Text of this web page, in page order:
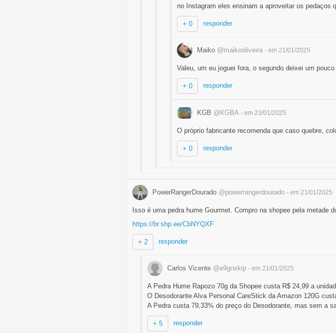
no Instagram eles ensinam a aproveitar os pedaços
+ 0 responder
Maiko @maikooliveira - em 21/01/2025
Valeu, um eu joguei fora, o segundo deixei um
+ 0 responder
KGB @KGBA - em 23/01/2025
O próprio fabricante recomenda que caso quebre,
+ 0 responder
PowerRangerDourado @powerrangerdourado - em 21/01/2025
Isso é uma pedra hume Gourmet. Compro na shopee pela metade
https://br.shp.ee/CbNYQXF
+ 2 responder
Carlos Vicente @e9gnxkip - em 21/01/2025
A Pedra Hume Rapozo 70g da Shopee custa R$ 24,99 a
O Desodorante Alva Personal CareStick da Amazon 120G
A Pedra custa 79,33% do preço do Desodorante, mas sem a
+ 5 responder